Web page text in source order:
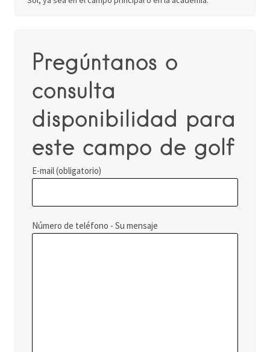
Pregúntanos o
consulta
disponibilidad para
este campo de golf
E-mail (obligatorio)
Número de teléfono - Su mensaje